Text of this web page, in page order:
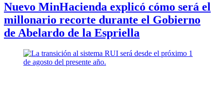
Nuevo MinHacienda explicó cómo será el
millonario recorte durante el Gobierno
de Abelardo de la Espriella